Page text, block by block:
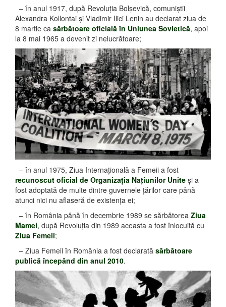
– în anul 1917, după Revoluţia Bolşevică, comuniştii
Alexandra Kollontai şi Vladimir Ilici Lenin au declarat ziua de
8 martie ca sărbătoare oficială în Uniunea Sovietică, apoi
la 8 mai 1965 a devenit zi nelucrătoare;
– în anul 1975, Ziua Internaţională a Femeii a fost
recunoscut oficial de Organizaţia Naţiunilor Unite şi a
fost adoptată de multe dintre guvernele ţărilor care până
atunci nici nu aflaseră de existenţa ei;
– în România până în decembrie 1989 se sărbătorea Ziua
Mamei, după Revoluţia din 1989 aceasta a fost înlocuită cu
Ziua Femeii;
– Ziua Femeii în România a fost declarată sărbătoare
publică începând din anul 2010.